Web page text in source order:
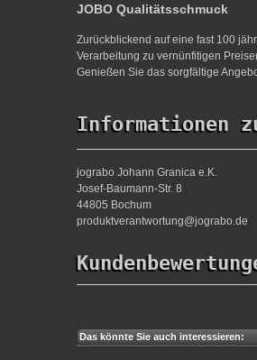
JOBO Qualitätsschmuck
Zurückblickend auf eine fast 100
Verarbeitung zu vernünfitigen
Genießen Sie das sorgfältige
Informationen
jograbo Johann Granica e.K.
Josef-Baumann-Str. 8
44805 Bochum
produktverantwortung@jograbo.de
Das könnte Sie auch interessieren: